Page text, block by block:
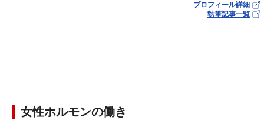
プロフィール詳細
執筆記事一覧
女性ホルモンの働き